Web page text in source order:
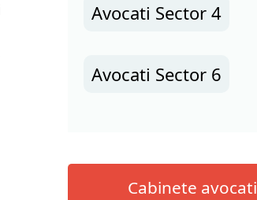
Avocati Sector 4
Avocati Sector 6
Cabinete avocati